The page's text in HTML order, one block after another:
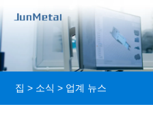
집 > 소식 > 업계 뉴스